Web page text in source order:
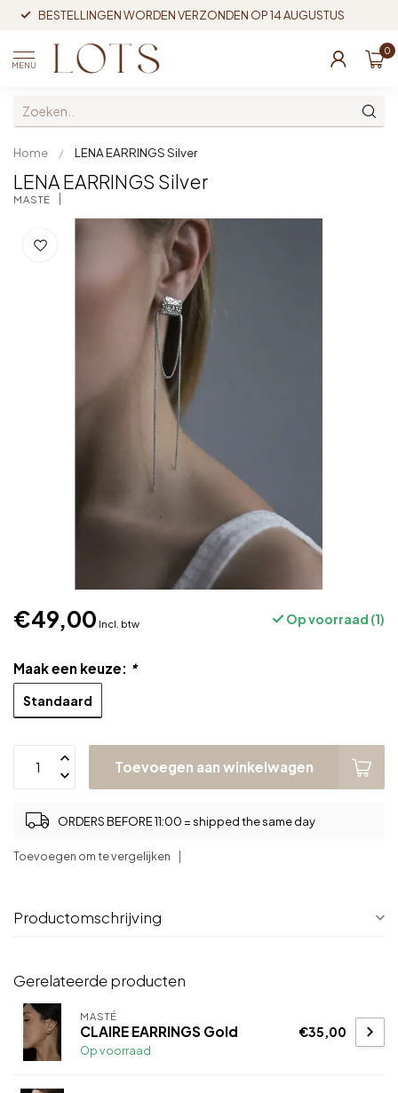
BESTELLINGEN WORDEN VERZONDEN OP 14 AUGUSTUS
MENU
0
Home / LENA EARRINGS Silver
LENA EARRINGS Silver
MASTÉ
€49,00 Incl. btw Op voorraad (1)
Maak een keuze: *
Standaard
Toevoegen aan winkelwagen
ORDERS BEFORE 11:00 = shipped the same day
Toevoegen om te vergelijken
Productomschrijving
Gerelateerde producten
MASTÉ
CLAIRE EARRINGS Gold
Op voorraad
€35,00